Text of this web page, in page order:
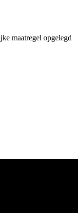
maatregel opgelegd